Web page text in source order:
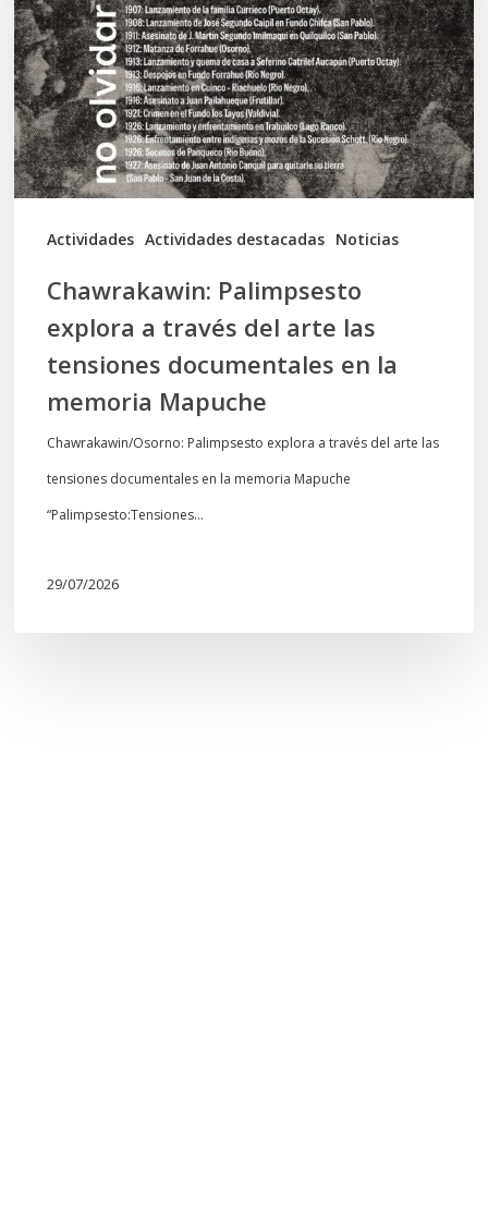
Actividades Actividades destacadas Noticias
a
través
del
arte
las
tensiones
documentales
memoria
Mapuche
Chawrakawin: Palimpsesto
explora a través del arte las
tensiones documentales en la
memoria Mapuche
Chawrakawin/Osorno: Palimpsesto explora a través del arte las
tensiones documentales en la memoria Mapuche
“Palimpsesto:Tensiones…
29/07/2026